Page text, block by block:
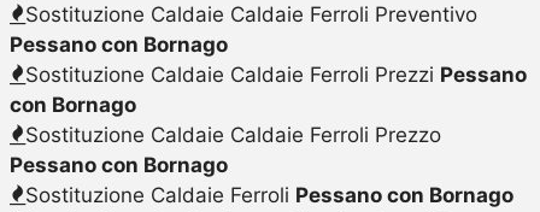
Sostituzione Caldaie Caldaie Ferroli Preventivo
Pessano con Bornago
Sostituzione Caldaie Caldaie Ferroli Prezzi Pessano
con Bornago
Sostituzione Caldaie Caldaie Ferroli Prezzo
Pessano con Bornago
Sostituzione Caldaie Ferroli Pessano con Bornago